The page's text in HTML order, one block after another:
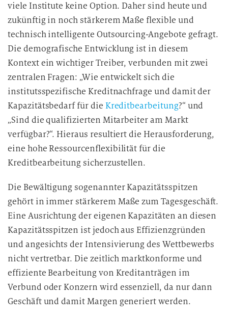
viele Institute keine Option. Daher sind heute und
zukünftig in noch stärkerem Maße flexible und
technisch intelligente Outsourcing-Angebote gefragt.
Die demografische Entwicklung ist in diesem
Kontext ein wichtiger Treiber, verbunden mit zwei
zentralen Fragen: „Wie entwickelt sich die
institutsspezifische Kreditnachfrage und damit der
Kapazitätsbedarf für die Kreditbearbeitung?“ und
„Sind die qualifizierten Mitarbeiter am Markt
verfügbar?“. Hieraus resultiert die Herausforderung,
eine hohe Ressourcenflexibilität für die
Kreditbearbeitung sicherzustellen.
Die Bewältigung sogenannter Kapazitätsspitzen
gehört in immer stärkerem Maße zum Tagesgeschäft.
Eine Ausrichtung der eigenen Kapazitäten an diesen
Kapazitätsspitzen ist jedoch aus Effizienzgründen
und angesichts der Intensivierung des Wettbewerbs
nicht vertretbar. Die zeitlich marktkonforme und
effiziente Bearbeitung von Kreditanträgen im
Verbund oder Konzern wird essenziell, da nur dann
Geschäft und damit Margen generiert werden.